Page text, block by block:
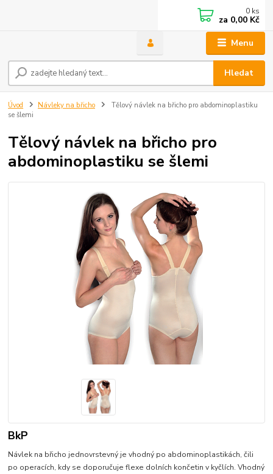
Menu
Hledat
0 ks
za 0,00 Kč
Úvod Návleky na břicho
Tělový návlek na břicho pro abdominoplastiku
se šlemi
Tělový návlek na břicho pro
abdominoplastiku se šlemi
BkP
Návlek na břicho jednovrstevný je vhodný po abdominoplastikách, čili
po operacích, kdy se doporučuje flexe dolních končetin v kyčlích. Vhodný